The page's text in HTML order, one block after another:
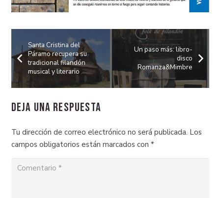
Santa Cristina del
Páramo recupera su
tradicional filandón
musical y literario
Un paso más: libro-
disco
Romanza&Mimbre
Deja una respuesta
Tu dirección de correo electrónico no será publicada. Los
campos obligatorios están marcados con *